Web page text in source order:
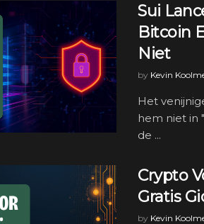
Sui
Bitcoin
Niet
by Kevin
Het
hem niet in
de ...
Crypto
Gratis
by Kevin